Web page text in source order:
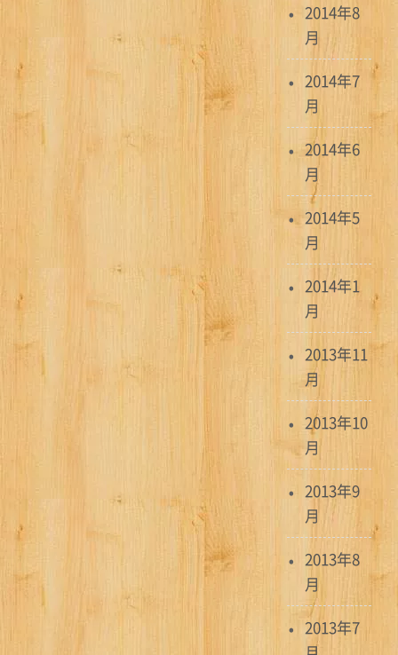
2014年8
月
2014年7
月
2014年6
月
2014年5
月
2014年1
月
2013年11
月
2013年10
月
2013年9
月
2013年8
月
2013年7